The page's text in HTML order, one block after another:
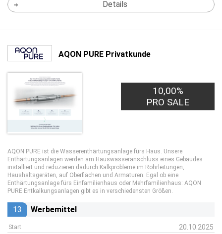
Details
AQON PURE Privatkunde
100,00€
PRO LEAD
10,00%
PRO SALE
AQON PURE ist die Wasserenthärtungsanlage fürs Haus. Unsere
Enthärtungsanlagen werden am Hauswasseranschluss eines Gebäudes
installiert und reduzieren dadurch Kalkprobleme im Rohrleitungen,
Haushaltsgeräten, auf Oberflächen und Armaturen. Egal ob eine
Enthärtungsanlage fürs Einfamilienhaus oder Mehrfamilienhaus: AQON
PURE Entkalkungsanlagen gibt es in verschiedensten Größen.
13 Werbemittel
Start 20.10.2025